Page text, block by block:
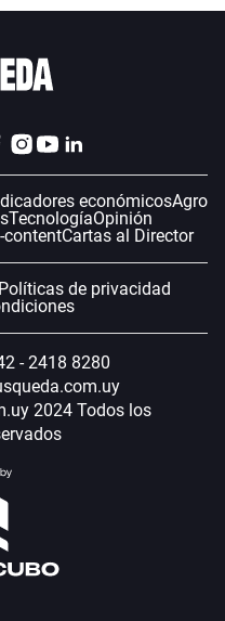
económicosAgro
TecnologíaOpinión
contentCartas al Director
Políticas de privacidad
- 2418 8280
2024 Todos los